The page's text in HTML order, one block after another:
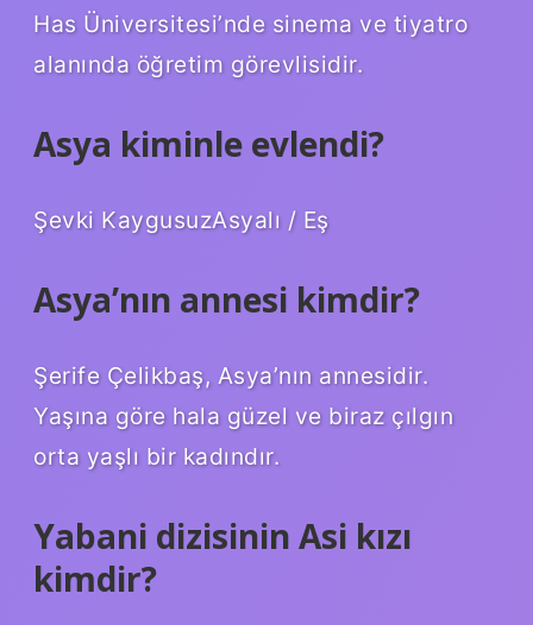
Has Üniversitesi’nde sinema ve tiyatro
alanında öğretim görevlisidir.
Asya kiminle evlendi?
Şevki KaygusuzAsyalı / Eş
Asya’nın annesi kimdir?
Şerife Çelikbaş, Asya’nın annesidir.
Yaşına göre hala güzel ve biraz çılgın
orta yaşlı bir kadındır.
Yabani dizisinin Asi kızı
kimdir?